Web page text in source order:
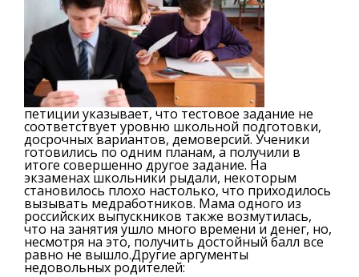
петиции указывает, что тестовое задание не
соответствует уровню школьной подготовки,
досрочных вариантов, демоверсий. Ученики
готовились по одним планам, а получили в
итоге совершенно другое задание. На
экзаменах школьники рыдали, некоторым
становилось плохо настолько, что приходилось
вызывать медработников. Мама одного из
российских выпускников также возмутилась,
что на занятия ушло много времени и денег, но,
несмотря на это, получить достойный балл все
равно не вышло.Другие аргументы
недовольных родителей: